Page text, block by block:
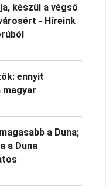
készül a végső
- Híreink
ennyit
magyar
a Duna;
a Duna